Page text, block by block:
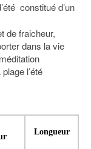
constitué d’un
de fraicheur,
dans la vie
l’été
Longueur